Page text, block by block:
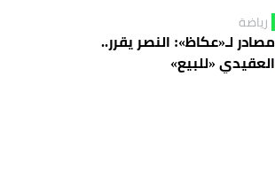
رياضة
مصادر لـ«عكاظ»: النصر يقرر..
العقيدي «للبيع»